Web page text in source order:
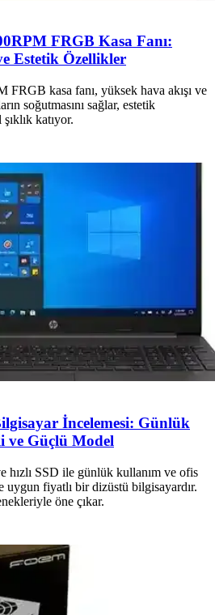
FRGB Kasa Fanı:
Estetik Özellikler
FRGB kasa fanı, yüksek hava akışı ve
soğutmasını sağlar, estetik
katıyor.
İncelemesi: Günlük
ve Güçlü Model
hızlı SSD ile günlük kullanım ve ofis
uygun fiyatlı bir dizüstü bilgisayardır.
öne çıkar.